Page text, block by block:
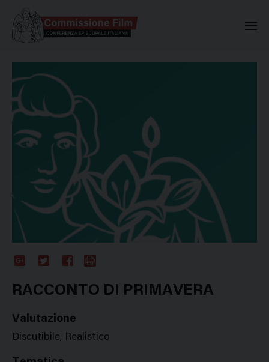
Plus
RACCONTO DI PRIMAVERA
Valutazione
Discutibile, Realistico